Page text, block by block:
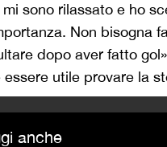
sono rilassato e ho
Non bisogna
dopo aver fatto
utile provare la
anche